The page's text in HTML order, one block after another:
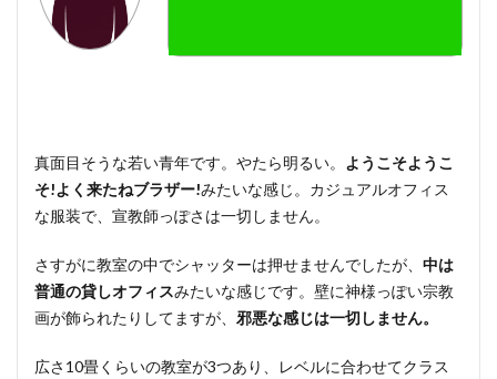
真面目そうな若い青年です。やたら明るい。
ようこそようこ
そ!よく来たねブラザー!みたいな感じ。カジュアルオフィス
な服装で、宣教師っぽさは一切しません。
さすがに教室の中でシャッターは押せませんでしたが、 中は
普通の貸しオフィスみたいな感じです。壁に神様っぽい宗教
画が飾られたりしてますが、 邪悪な感じは一切しません。
広さ10畳くらいの教室が3つあり、レベルに合わせてクラス